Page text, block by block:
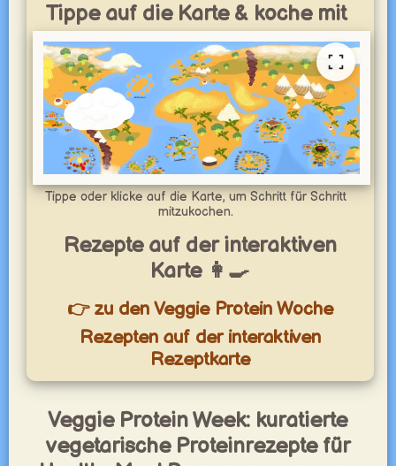
Tippe auf die Karte & koche mit
Tippe oder klicke auf die Karte, um Schritt für Schritt
mitzukochen.
Rezepte auf der interaktiven
Karte 👩‍🍳
👉 zu den Veggie Protein Woche
Rezepten auf der interaktiven
Rezeptkarte
Veggie Protein Week: kuratierte
vegetarische Proteinrezepte für